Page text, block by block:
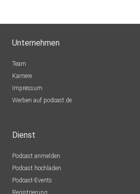
Unternehmen
Team
Karriere
Impressum
Werben auf podcast.de
Dienst
Podcast anmelden
Podcast hochladen
Podcast-Events
Registrierung